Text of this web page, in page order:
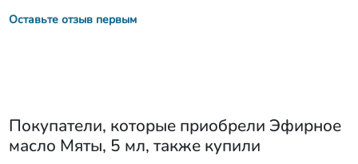
Оставьте отзыв первым
Покупатели, которые приобрели Эфирное
масло Мяты, 5 мл, также купили